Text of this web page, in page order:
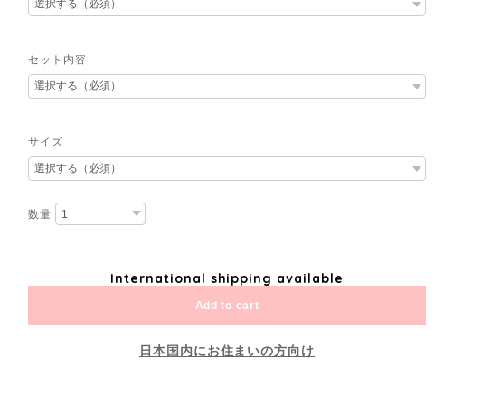
セット内容
サイズ
数量
International shipping available
Add to cart
日本国内にお住まいの方向け